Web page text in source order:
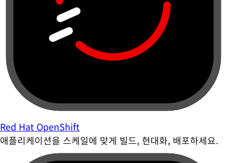
Red Hat OpenShift
애플리케이션을 스케일에 맞게 빌드, 현대화, 배포하세요.